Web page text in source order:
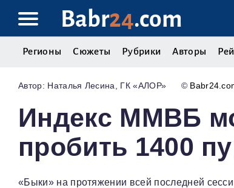
Babr24.com
Регионы Сюжеты Рубрики Авторы
Наталья Лесина, ГК «АЛОР» ©
Индекс ММВБ
пробить 1400
«Быки» на протяжении всей последней